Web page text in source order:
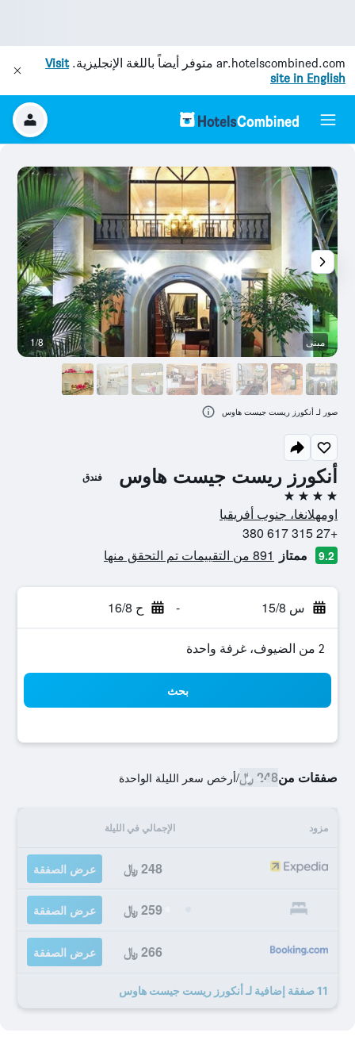
ar.hotelscombined.com متوفر أيضاً باللغة الإنجليزية.Visit
site in English
أنكورز ريست جيست هاوس فندق
4 نجوم
اومهلانغا، جنوب أفريقيا
+27 315 617 380
9.2 ممتاز 891 من التقييمات تم التحقق منها
س 15/8 - ح 16/8
2 من الضيوف، غرفة واحدة
بحث
صفقات من248 ﷼ /أرخص سعر الليلة الواحدة
مزود الإجمالي في الليلة
248 ﷼ عرض الصفقة
259 ﷼ عرض الصفقة
266 ﷼ عرض الصفقة
11 صفقة إضافية لـ أنكورز ريست جيست هاوس
مبنى 1/8
صور لـ أنكورز ريست جيست هاوس